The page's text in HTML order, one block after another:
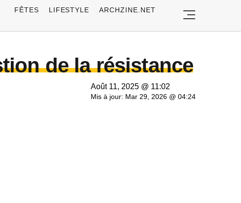
FÊTES LIFESTYLE ARCHZINE.NET
de la résistance
Août 11, 2025 @ 11:02
Mis à jour: Mar 29, 2026 @ 04:24